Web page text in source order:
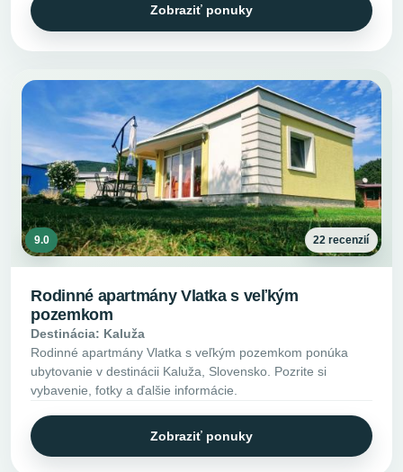
Zobraziť ponuky
9.0 22 recenzií
Rodinné apartmány Vlatka s veľkým
pozemkom
Destinácia: Kaluža
Rodinné apartmány Vlatka s veľkým pozemkom ponúka
ubytovanie v destinácii Kaluža, Slovensko. Pozrite si
vybavenie, fotky a ďalšie informácie.
Zobraziť ponuky